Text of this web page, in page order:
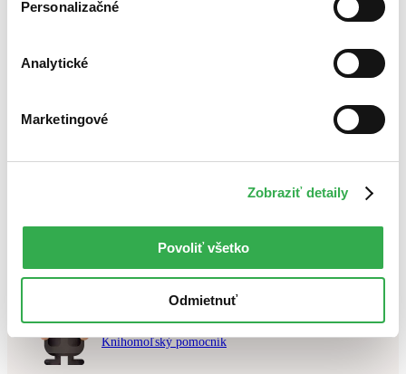
Personalizačné
Analytické
Marketingové
Zobraziť detaily
Povoliť všetko
Odmietnuť
Top hodnotené
Najlacnejšie
Najvyššia zľava
Nebol nájdenýžiadny titulvyhovujúci zadaným podmienkam.
Skúste prosím zmeniť vyhľadávaný výraz.
Chcete poradiť knihu?
Náš pomocník Sherlock vám ju s radosťou vypátra!
Knihomoľský pomocník